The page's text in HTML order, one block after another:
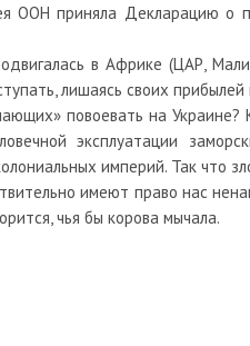
ООН приняла Декларацию о
в Африке (ЦАР,
лишаясь своих прибылей
повоевать на Украине?
эксплуатации
империй. Так что
имеют право нас
чья бы корова мычала.